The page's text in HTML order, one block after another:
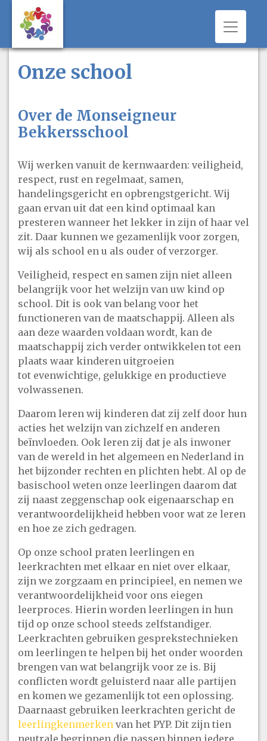
Onze school
Over de Monseigneur
Bekkersschool
Wij werken vanuit de kernwaarden: veiligheid,
respect, rust en regelmaat, samen,
handelingsgericht en opbrengstgericht. Wij
gaan ervan uit dat een kind optimaal kan
presteren wanneer het lekker in zijn of haar vel
zit. Daar kunnen we gezamenlijk voor zorgen,
wij als school en u als ouder of verzorger.
Veiligheid, respect en samen zijn niet alleen
belangrijk voor het welzijn van uw kind op
school. Dit is ook van belang voor het
functioneren van de maatschappij. Alleen als
aan deze waarden voldaan wordt, kan de
maatschappij zich verder ontwikkelen tot een
plaats waar kinderen uitgroeien
tot evenwichtige, gelukkige en productieve
volwassenen.
Daarom leren wij kinderen dat zij zelf door hun
acties het welzijn van zichzelf en anderen
beïnvloeden. Ook leren zij dat je als inwoner
van de wereld in het algemeen en Nederland in
het bijzonder rechten en plichten hebt. Al op de
basischool weten onze leerlingen daarom dat
zij naast zeggenschap ook eigenaarschap en
verantwoordelijkheid hebben voor wat ze leren
en hoe ze zich gedragen.
Op onze school praten leerlingen en
leerkrachten met elkaar en niet over elkaar,
zijn we zorgzaam en principieel, en nemen we
verantwoordelijkheid voor ons eiegen
leerproces. Hierin worden leerlingen in hun
tijd op onze school steeds zelfstandiger.
Leerkrachten gebruiken gesprekstechnieken
om leerlingen te helpen bij het onder woorden
brengen van wat belangrijk voor ze is. Bij
conflicten wordt geluisterd naar alle partijen
en komen we gezamenlijk tot een oplossing.
Daarnaast gebruiken leerkrachten gericht de
leerlingkenmerken van het PYP. Dit zijn tien
neutrale begrippen die passen binnen iedere